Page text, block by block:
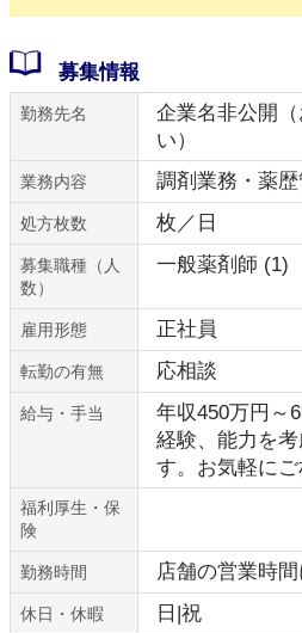
募集情報
勤務先名
企業名非公開
い）
業務内容 調剤業務・薬
処方枚数 枚／日
募集職種（人
数）
一般薬剤師 (1)
雇用形態 正社員
転勤の有無 応相談
給与・手当
年収450万円～
経験、能力を
す。お気軽にご
福利厚生・保
険
勤務時間 店舗の営業時
休日・休暇 日|祝